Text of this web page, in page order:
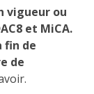
vigueur ou
et MiCA.
fin de
de